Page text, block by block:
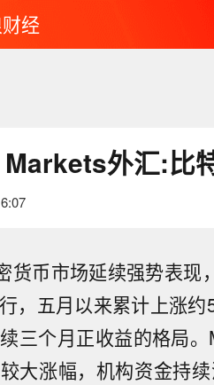
经
外汇:比
货币市场延续强势表
，五月以来累计上涨
三个月正收益的格局
大涨幅，机构资金持